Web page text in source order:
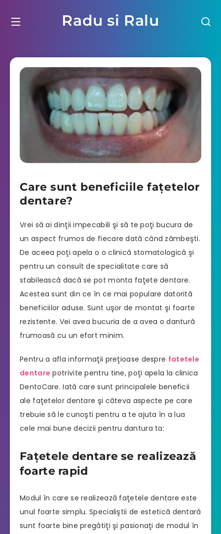
Radu si Ralu
Care sunt beneficiile faţetelor
dentare?
Vrei să ai dinţii impecabili şi să te poţi bucura de
un aspect frumos de fiecare dată când zâmbeşti.
De aceea poţi apela o o clinică stomatologică şi
pentru un consult de specialitate care să
stabilească dacă se pot monta faţete dentare.
Acestea sunt din ce în ce mai populare datorită
beneficiilor aduse. Sunt uşor de montat şi foarte
rezistente. Vei avea bucuria de a avea o dantură
frumoasă cu un efort minim.
Pentru a afla informaţii preţioase despre fatetele
dentare potrivite pentru tine, poţi apela la clinica
DentoCare. Iată care sunt principalele beneficii
ale faţetelor dentare şi câteva aspecte pe care
trebuie să le cunoşti pentru a te ajuta în a lua
cele mai bune decizii pentru dantura ta:
Faţetele dentare se realizează
foarte rapid
Modul în care se realizează faţetele dentare este
unul foarte simplu. Specialiştii de estetică dentară
sunt foarte bine pregătiţi şi pasionaţi de modul în